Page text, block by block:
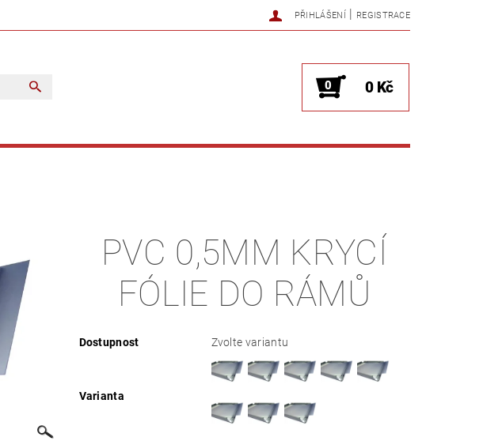
PŘIHLÁŠENÍ | REGISTRACE
0 0 Kč
PVC 0,5MM KRYCÍ
FÓLIE DO RÁMŮ
Dostupnost Zvolte variantu
Varianta